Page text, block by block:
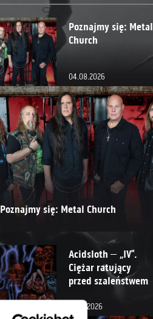
Poznajmy się: Metal
Church
04.08.2026
Poznajmy się: Metal Church
Acidsloth – „IV”.
Ciężar ratujący
przed szaleństwem
31.07.2026